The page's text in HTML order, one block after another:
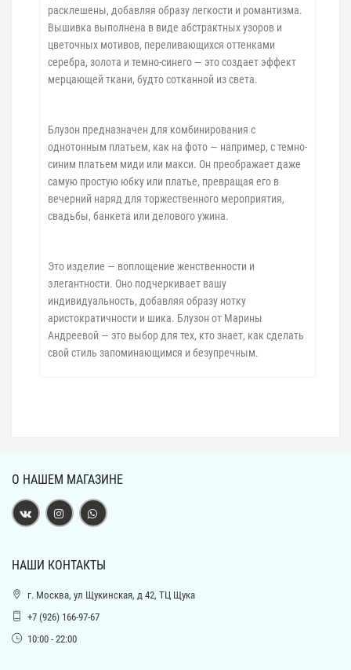
расклешены, добавляя образу легкости и романтизма.
Вышивка выполнена в виде абстрактных узоров и
цветочных мотивов, переливающихся оттенками
серебра, золота и темно-синего — это создает эффект
мерцающей ткани, будто сотканной из света.
Блузон предназначен для комбинирования с
однотонным платьем, как на фото — например, с темно-
синим платьем миди или макси. Он преображает даже
самую простую юбку или платье, превращая его в
вечерний наряд для торжественного мероприятия,
свадьбы, банкета или делового ужина.
Это изделие — воплощение женственности и
элегантности. Оно подчеркивает вашу
индивидуальность, добавляя образу нотку
аристократичности и шика. Блузон от Марины
Андреевой — это выбор для тех, кто знает, как сделать
свой стиль запоминающимся и безупречным.
О НАШЕМ МАГАЗИНЕ
НАШИ КОНТАКТЫ
г. Москва, ул Щукинская, д 42, ТЦ Щука
+7 (926) 166-97-67
10:00 - 22:00